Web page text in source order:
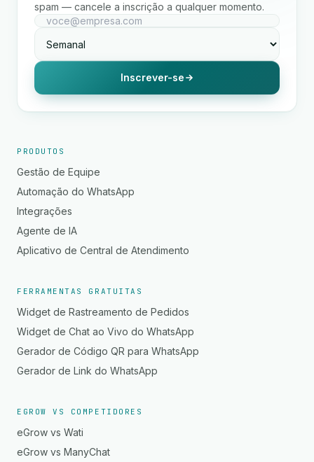
spam — cancele a inscrição a qualquer momento.
Inscrever-se
PRODUTOS
Gestão de Equipe
Automação do WhatsApp
Integrações
Agente de IA
Aplicativo de Central de Atendimento
FERRAMENTAS GRATUITAS
Widget de Rastreamento de Pedidos
Widget de Chat ao Vivo do WhatsApp
Gerador de Código QR para WhatsApp
Gerador de Link do WhatsApp
EGROW VS COMPETIDORES
eGrow vs Wati
eGrow vs ManyChat